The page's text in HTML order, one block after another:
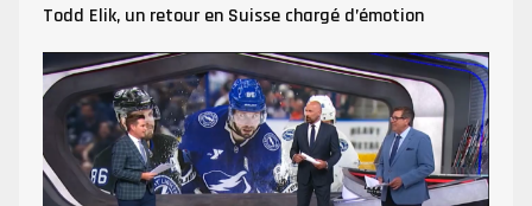
Todd Elik, un retour en Suisse chargé d’émotion